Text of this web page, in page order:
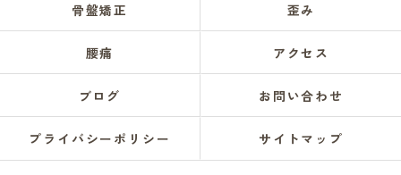
骨盤矯正 歪み
腰痛 アクセス
ブログ お問い合わせ
プライバシーポリシー サイトマップ